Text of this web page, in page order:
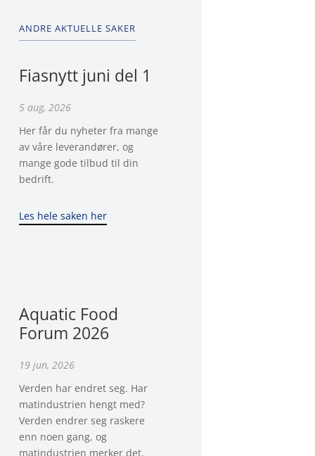
ANDRE AKTUELLE SAKER
Fiasnytt juni del 1
5 aug, 2026
Her får du nyheter fra mange
av våre leverandører, og
mange gode tilbud til din
bedrift.
Les hele saken her
Aquatic Food
Forum 2026
19 jun, 2026
Verden har endret seg. Har
matindustrien hengt med?
Verden endrer seg raskere
enn noen gang, og
matindustrien merker det.